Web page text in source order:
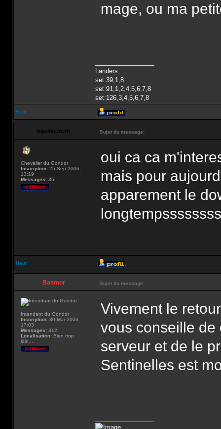
mage, ou ma
Landers
set:39,1,8
set:91,1,2,4,5,6,7,8
set:126,3,4,5,6,7,8
Haut
pipoleclown Sujet du message:
Chevalier du Gondor
Inscription: 25 Sep 2006,
13:19
Messages: 35
oui ca ca
mais pour
apparement le
Haut
Basmor Sujet du message:
Intendant du Gondor
Inscription: 30 Mar 2006,
17:03
Messages: 312
Localisation: Bien trop
loin...
Vivement le
vous conseille de
serveur et de le
Sentinelles est